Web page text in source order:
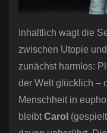
Inhaltlich wagt die
zwischen Utopie
zunächst harmlos:
der Welt glücklich –
Menschheit in
bleibt Carol